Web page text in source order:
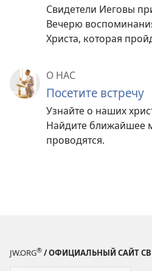
Свидетели Иеговы
Вечерю
Христа, которая
О НАС
Посетите встречу
Узнайте о наших
Найдите ближайшее
проводятся.
JW.ORG® / ОФИЦИАЛЬНЫЙ САЙТ